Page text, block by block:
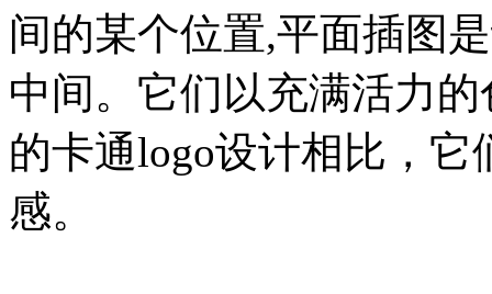
间的某个位置,平面插图
中间。它们以充满活力
的卡通logo设计相比，
感。